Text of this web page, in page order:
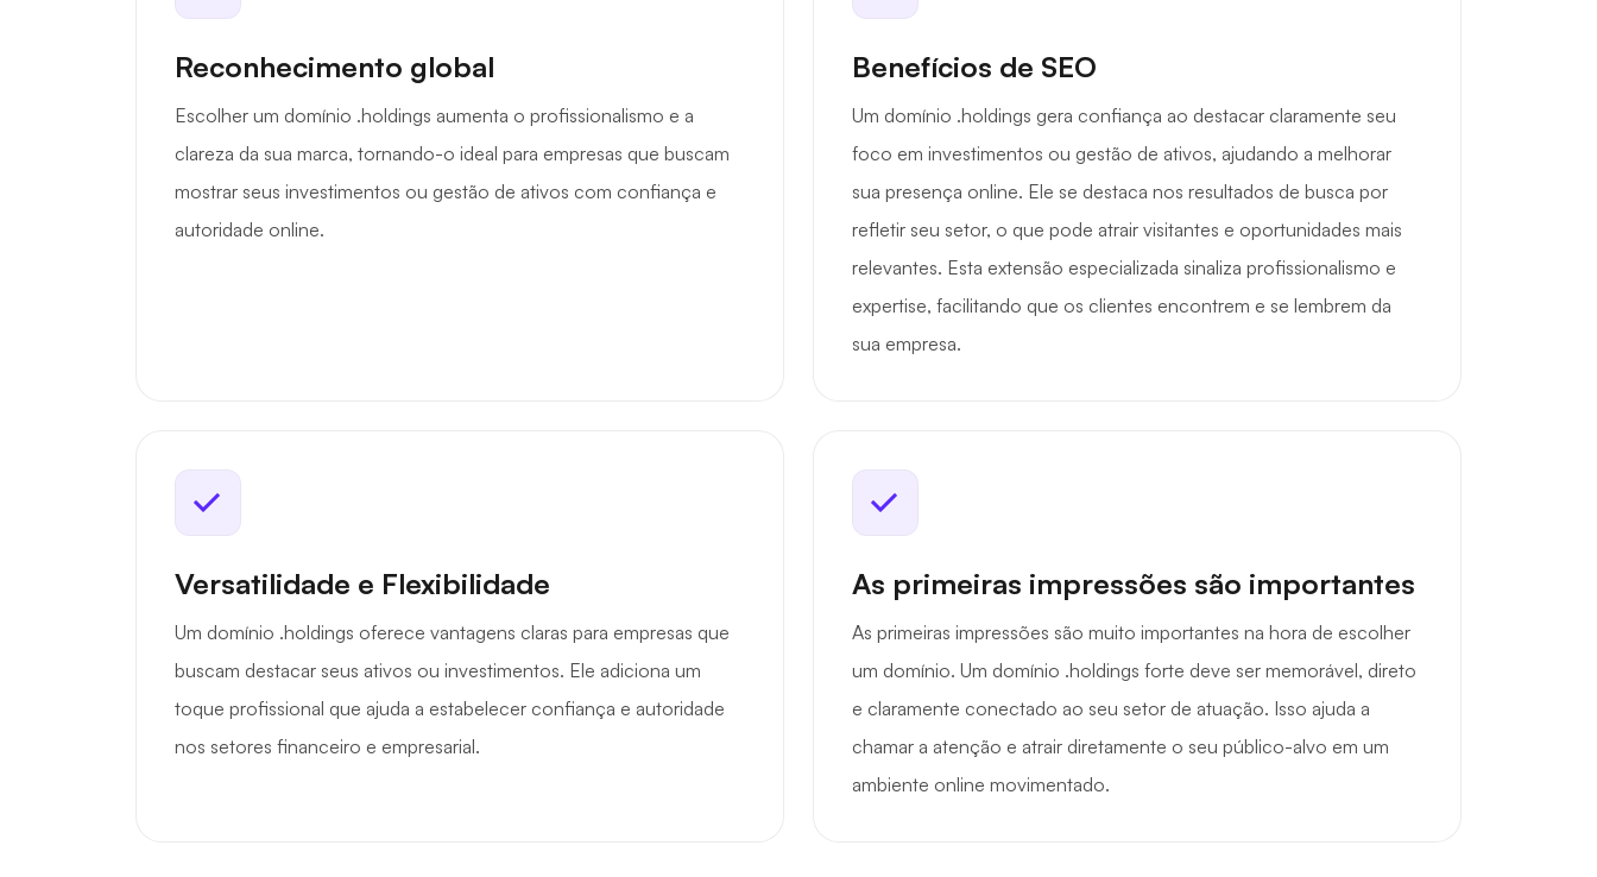
Reconhecimento global
Escolher um domínio .holdings aumenta o profissionalismo e a
clareza da sua marca, tornando-o ideal para empresas que buscam
mostrar seus investimentos ou gestão de ativos com confiança e
autoridade online.
Benefícios de SEO
Um domínio .holdings gera confiança ao destacar claramente seu
foco em investimentos ou gestão de ativos, ajudando a melhorar
sua presença online. Ele se destaca nos resultados de busca por
refletir seu setor, o que pode atrair visitantes e oportunidades mais
relevantes. Esta extensão especializada sinaliza profissionalismo e
expertise, facilitando que os clientes encontrem e se lembrem da
sua empresa.
Versatilidade e Flexibilidade
Um domínio .holdings oferece vantagens claras para empresas que
buscam destacar seus ativos ou investimentos. Ele adiciona um
toque profissional que ajuda a estabelecer confiança e autoridade
nos setores financeiro e empresarial.
As primeiras impressões são importantes
As primeiras impressões são muito importantes na hora de escolher
um domínio. Um domínio .holdings forte deve ser memorável, direto
e claramente conectado ao seu setor de atuação. Isso ajuda a
chamar a atenção e atrair diretamente o seu público-alvo em um
ambiente online movimentado.